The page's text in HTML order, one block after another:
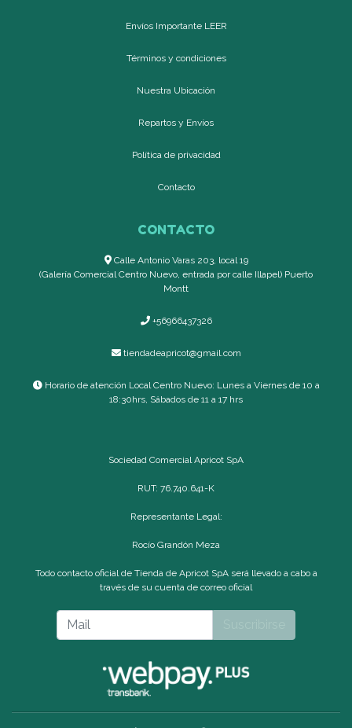
Envíos Importante LEER
Términos y condiciones
Nuestra Ubicación
Repartos y Envíos
Política de privacidad
Contacto
CONTACTO
Calle Antonio Varas 203, local 19
(Galería Comercial Centro Nuevo, entrada por calle Illapel) Puerto
Montt
+56966437326
tiendadeapricot@gmail.com
Horario de atención Local Centro Nuevo: Lunes a Viernes de 10 a
18:30hrs, Sábados de 11 a 17 hrs
Sociedad Comercial Apricot SpA
RUT: 76.740.641-K
Representante Legal:
Rocío Grandón Meza
Todo contacto oficial de Tienda de Apricot SpA será llevado a cabo a
través de su cuenta de correo oficial